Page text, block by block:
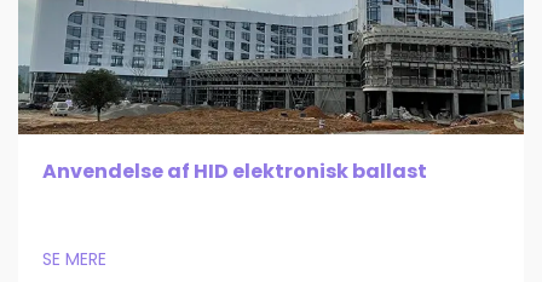
Anvendelse af HID elektronisk ballast
SE MERE